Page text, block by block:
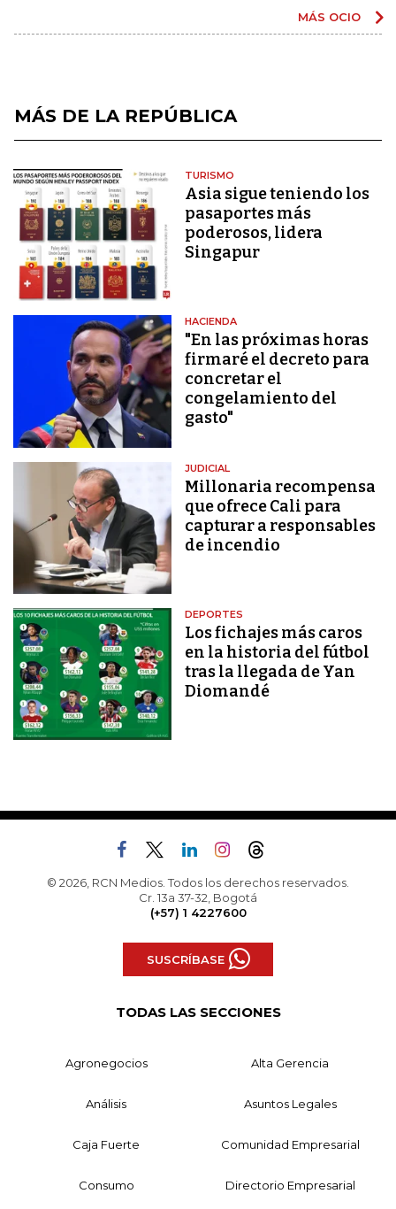
MÁS OCIO
MÁS DE LA REPÚBLICA
TURISMO
Asia sigue teniendo los
pasaportes más
poderosos, lidera
Singapur
HACIENDA
"En las próximas horas
firmaré el decreto para
concretar el
congelamiento del
gasto"
JUDICIAL
Millonaria recompensa
que ofrece Cali para
capturar a responsables
de incendio
DEPORTES
Los fichajes más caros
en la historia del fútbol
tras la llegada de Yan
Diomandé
© 2026, RCN Medios. Todos los derechos reservados.
Cr. 13a 37-32, Bogotá
(+57) 1 4227600
SUSCRÍBASE
TODAS LAS SECCIONES
Agronegocios Alta Gerencia
Análisis Asuntos Legales
Caja Fuerte Comunidad Empresarial
Consumo Directorio Empresarial